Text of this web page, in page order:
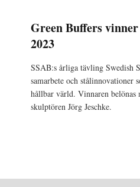
Green Buffers
2023
SSAB:s årliga tävling Swedish
samarbete och stålinnovationer
hållbar värld. Vinnaren belönas
skulptören Jörg Jeschke.